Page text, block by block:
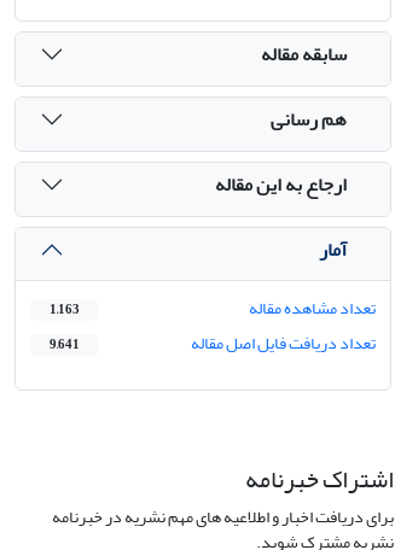
سابقه مقاله
هم رسانی
ارجاع به این مقاله
آمار
تعداد مشاهده مقاله 1,163
تعداد دریافت فایل اصل مقاله 9,641
اشتراک خبرنامه
برای دریافت اخبار و اطلاعیه های مهم نشریه در خبرنامه
نشریه مشترک شوید.